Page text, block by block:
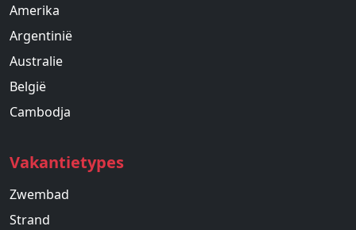
Amerika
Argentinië
Australie
België
Cambodja
Vakantietypes
Zwembad
Strand